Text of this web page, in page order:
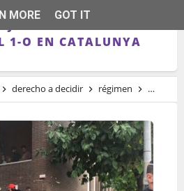
DE PRISIÓN AL
POR EL
1-O EN CATALUNYA
derecho a decidir régimen
MORE
GOT IT